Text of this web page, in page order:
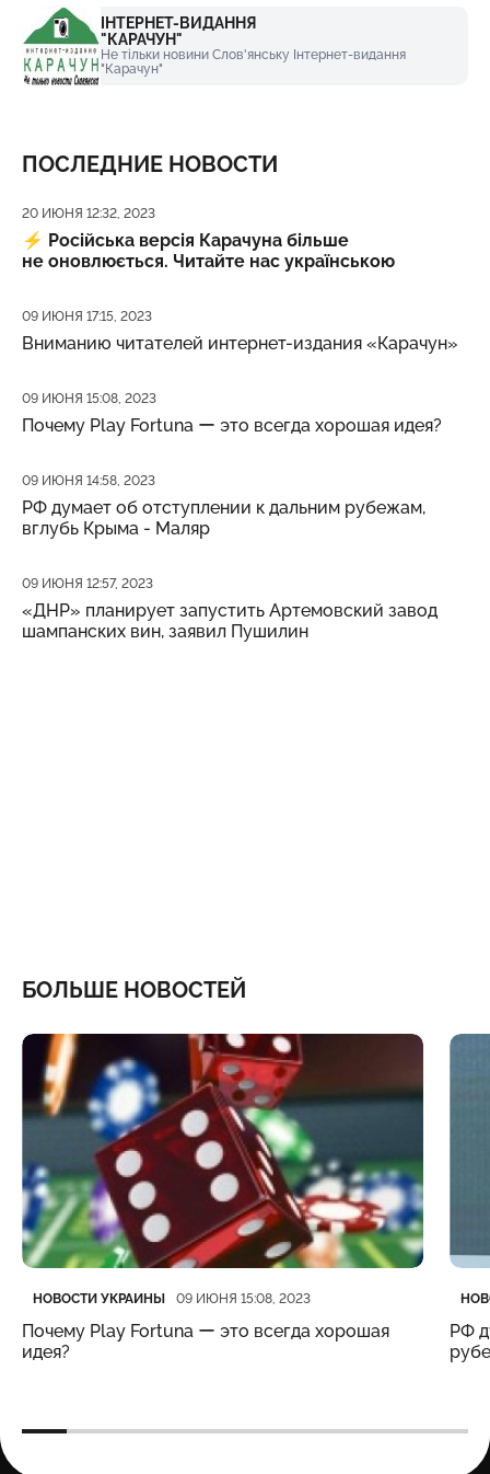
ІНТЕРНЕТ-ВИДАННЯ
"КАРАЧУН"
Не тільки новини Слов'янську Інтернет-видання
"Карачун"
ПОСЛЕДНИЕ НОВОСТИ
Дата публикации
20 ИЮНЯ 12:32, 2023
⚡️ Російська версія Карачуна більше
не оновлюється. Читайте нас українською
Дата публикации
09 ИЮНЯ 17:15, 2023
Вниманию читателей интернет-издания «Карачун»
Дата публикации
09 ИЮНЯ 15:08, 2023
Почему Play Fortuna ー это всегда хорошая идея?
Дата публикации
09 ИЮНЯ 14:58, 2023
РФ думает об отступлении к дальним рубежам,
вглубь Крыма - Маляр
Дата публикации
09 ИЮНЯ 12:57, 2023
«ДНР» планирует запустить Артемовский завод
шампанских вин, заявил Пушилин
БОЛЬШЕ НОВОСТЕЙ
Категория
НОВОСТИ УКРАИНЫ
Дата публикации 09 ИЮНЯ 15:08, 2023
Почему Play Fortuna ー это всегда хорошая
идея?
РФ